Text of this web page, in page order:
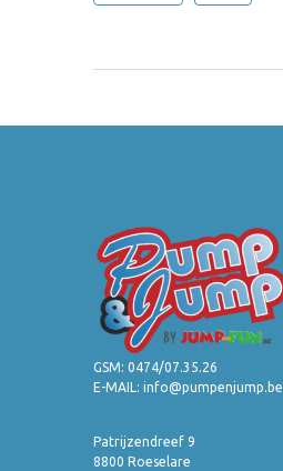
GSM: 0474/07.35.26
E-MAIL: info@pumpenjump.be
Patrijzendreef 9
8800 Roeselare